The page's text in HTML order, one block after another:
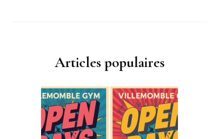
Articles populaires